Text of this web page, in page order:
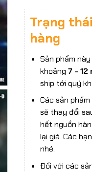
Trạng
hàng
Sản phẩm này
khoảng 7 - 12
ship tới quý
Các sản
sẽ thay đổi
hết nguồn
lại giá. Các
nhé.
Đối với các